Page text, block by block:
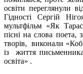
освіти переглянули
Гідності Сергій
мультфільм «Як
пісні на слова поета,
творів, виконали
із життя
освіта» .